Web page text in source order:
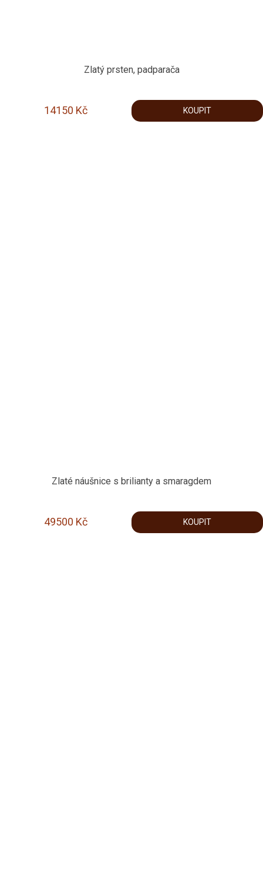
Zlatý prsten, padparača
14150 Kč KOUPIT
Zlaté náušnice s brilianty a smaragdem
49500 Kč KOUPIT